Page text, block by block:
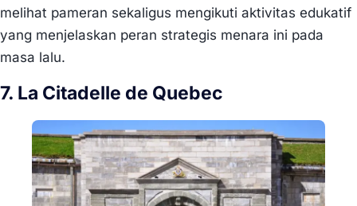
melihat pameran sekaligus mengikuti aktivitas edukatif
yang menjelaskan peran strategis menara ini pada
masa lalu.
7. La Citadelle de Quebec